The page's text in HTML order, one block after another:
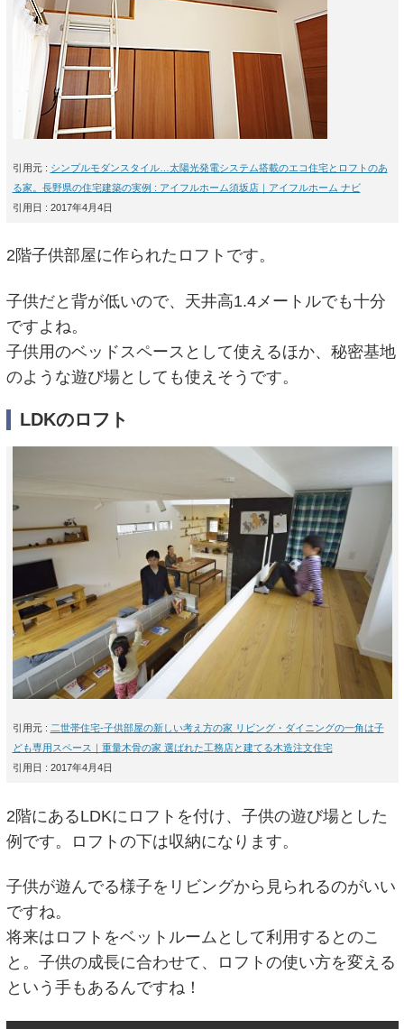
引用元 : シンプルモダンスタイル…太陽光発電システム搭載のエコ住宅とロフトのあ
る家。長野県の住宅建築の実例 : アイフルホーム須坂店｜アイフルホーム ナビ
引用日 : 2017年4月4日
2階子供部屋に作られたロフトです。
子供だと背が低いので、天井高1.4メートルでも十分
ですよね。
子供用のベッドスペースとして使えるほか、秘密基地
のような遊び場としても使えそうです。
LDKのロフト
引用元 : 二世帯住宅-子供部屋の新しい考え方の家 リビング・ダイニングの一角は子
ども専用スペース｜重量木骨の家 選ばれた工務店と建てる木造注文住宅
引用日 : 2017年4月4日
2階にあるLDKにロフトを付け、子供の遊び場とした
例です。ロフトの下は収納になります。
子供が遊んでる様子をリビングから見られるのがいい
ですね。
将来はロフトをベットルームとして利用するとのこ
と。子供の成長に合わせて、ロフトの使い方を変える
という手もあるんですね！